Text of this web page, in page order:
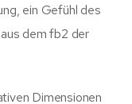
ein Gefühl des
dem fb2 der
Dimensionen